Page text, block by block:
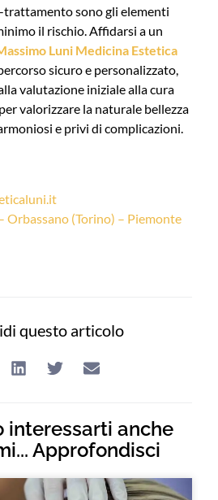
sono gli elementi
il rischio. Affidarsi a un
Luni Medicina Estetica
sicuro e personalizzato,
valutazione iniziale alla cura
valorizzare la naturale bellezza
e privi di complicazioni.
Orbassano (Torino) – Piemonte
questo articolo
interessarti anche
Approfondisci